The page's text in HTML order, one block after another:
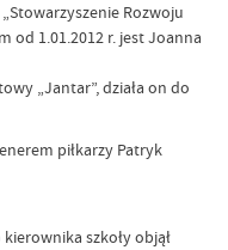
Rozwoju
od 1.01.2012 r. jest Joanna
„Jantar”, działa on do
piłkarzy Patryk
szkoły objął